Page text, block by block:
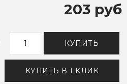
203 руб
КУПИТЬ
КУПИТЬ В 1 КЛИК